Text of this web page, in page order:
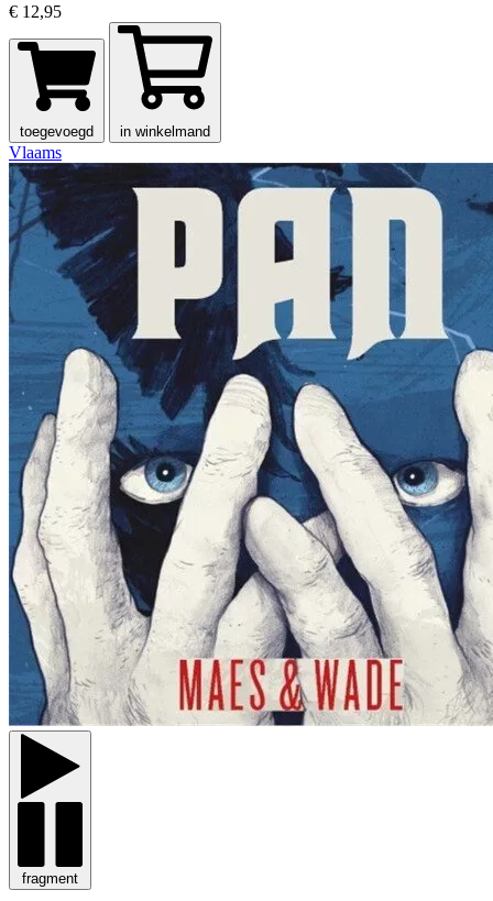
€ 12,95
toegevoegd in winkelmand
Vlaams
fragment